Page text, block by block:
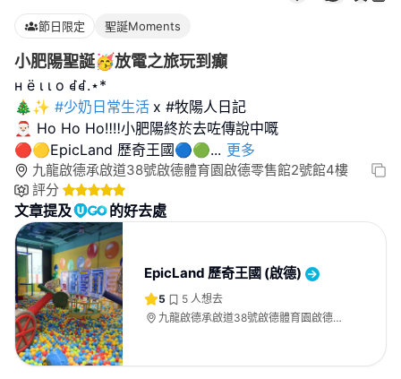
節日限定 聖誕Moments
小肥陽聖誕🥳放電之旅玩到癲
н ё ι ι ο ꀸꀸ.⋆*
🎄✨ #少奶日常生活 x #牧陽人日記
🎅🏻 Ho Ho Ho‼️‼️小肥陽終於去咗傳說中嘅
🔴🟡EpicLand 歷奇王國🔵🟢... 更多
九龍啟德承啟道38號啟德體育園啟德零售館2號館4樓
評分
文章提及 的好去處
EpicLand 歷奇王國 (啟德)
5 5 人想去
九龍啟德承啟道38號啟德體育園啟德零